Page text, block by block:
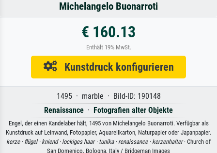
Michelangelo Buonarroti
€ 160.13
Enthält 19% MwSt.
Kunstdruck konfigurieren
1495 · marble · Bild-ID: 190148
Renaissance · Fotografien alter Objekte
Engel, der einen Kandelaber hält, 1495 von Michelangelo Buonarroti. Verfügbar als
Kunstdruck auf Leinwand, Fotopapier, Aquarellkarton, Naturpapier oder Japanpapier.
kerze · flügel · kniend · lockiges haar · tunika · renaissance · kerzenhalter· Church of
San Domenico, Bologna, Italy / Bridgeman Images